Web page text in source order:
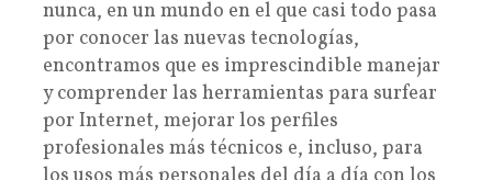
nunca, en un mundo en el que casi todo pasa
por conocer las nuevas tecnologías,
encontramos que es imprescindible manejar
y comprender las herramientas para surfear
por Internet, mejorar los perfiles
profesionales más técnicos e, incluso, para